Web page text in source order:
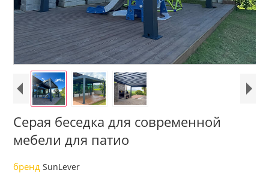
Серая беседка для современной
мебели для патио
брендSunLever